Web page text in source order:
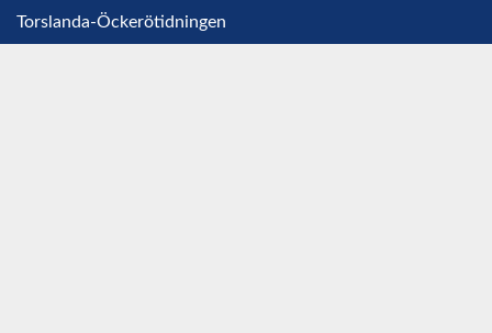
Torslanda-Öckerötidningen